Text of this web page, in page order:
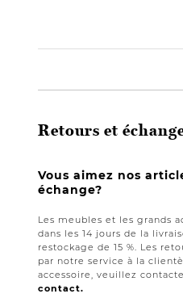
Retours et
Vous aimez nos
échange?
Les meubles et les grands
dans les 14 jours de la
restockage de 15 %. Les
par notre service à la
accessoire, veuillez
contact.